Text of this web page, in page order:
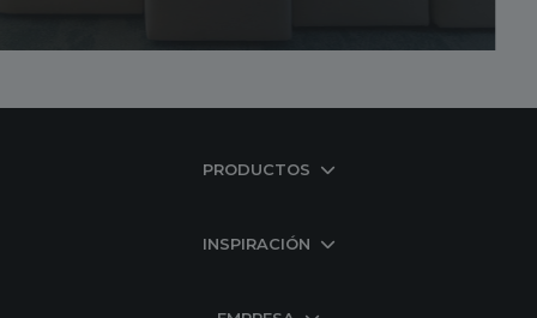
PRODUCTOS
INSPIRACIÓN